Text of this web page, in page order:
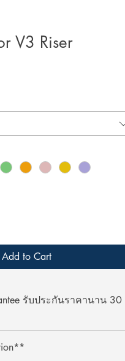
V3 Riser
Add to Cart
รับประกันราคานาน 30
within 30 days of your